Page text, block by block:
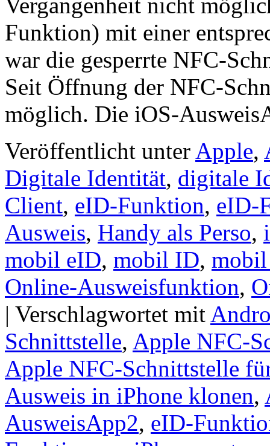
Funktion) mit einer
war die gesperrte NFC-
Seit Öffnung der NFC-
möglich. Die iOS-
Veröffentlicht unter Apple,
Digitale Identität, digitale
Client, eID-Funktion, eID-
Ausweis, Handy als Perso,
mobil eID, mobil ID,
Online-Ausweisfunktion,
| Verschlagwortet mit
Schnittstelle, Apple NFC-
Apple NFC-Schnittstelle
Ausweis in iPhone klonen,
AusweisApp2, eID-